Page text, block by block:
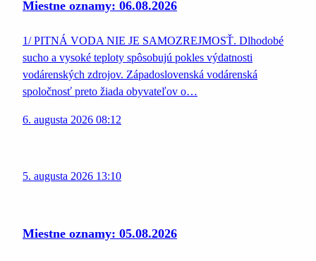
Miestne oznamy: 06.08.2026
1/ PITNÁ VODA NIE JE SAMOZREJMOSŤ. Dlhodobé
sucho a vysoké teploty spôsobujú pokles výdatnosti
vodárenských zdrojov. Západoslovenská vodárenská
spoločnosť preto žiada obyvateľov o…
6. augusta 2026 08:12
5. augusta 2026 13:10
Miestne oznamy: 05.08.2026